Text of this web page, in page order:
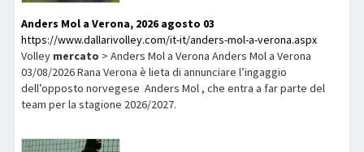
Anders Mol a Verona, 2026 agosto 03
https://www.dallarivolley.com/it-it/anders-mol-a-verona.aspx
Volley mercato > Anders Mol a Verona Anders Mol a Verona
03/08/2026 Rana Verona è lieta di annunciare l’ingaggio
dell’opposto norvegese Anders Mol , che entra a far parte del
team per la stagione 2026/2027.